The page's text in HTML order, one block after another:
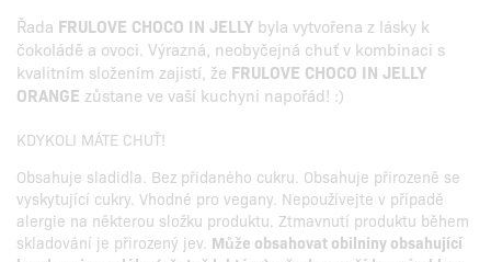
Řada FRULOVE CHOCO IN JELLY byla vytvořena z lásky k
čokoládě a ovoci. Výrazná, neobyčejná chuť v kombinaci s
kvalitním složením zajistí, že FRULOVE CHOCO IN JELLY
ORANGE zůstane ve vaší kuchyni napořád! :)
KDYKOLI MÁTE CHUŤ!
Obsahuje sladidla. Bez přidaného cukru. Obsahuje přirozeně se
vyskytující cukry. Vhodné pro vegany. Nepoužívejte v případě
alergie na některou složku produktu. Ztmavnutí produktu během
skladování je přirozený jev. Může obsahovat obilniny obsahující